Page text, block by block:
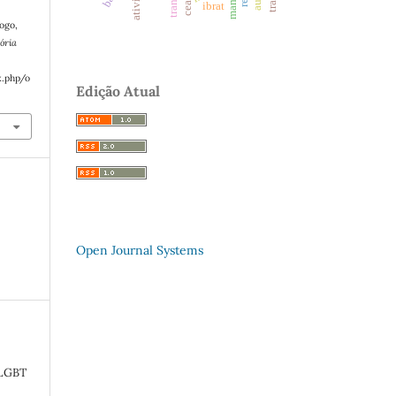
o
ibrat
Edição Atual
Open Journal Systems